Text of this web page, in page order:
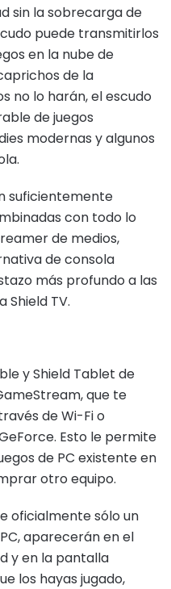
sin la sobrecarga de
puede transmitirlos
en la nube de
de la
no lo harán, el escudo
de juegos
modernas y algunos
suficientemente
con todo lo
de medios,
de consola
más profundo a las
Shield TV.
y Shield Tablet de
que te
de Wi-Fi o
Esto le permite
de PC existente en
otro equipo.
oficialmente sólo un
aparecerán en el
y en la pantalla
los hayas jugado,